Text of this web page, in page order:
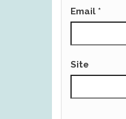
Email *
Site